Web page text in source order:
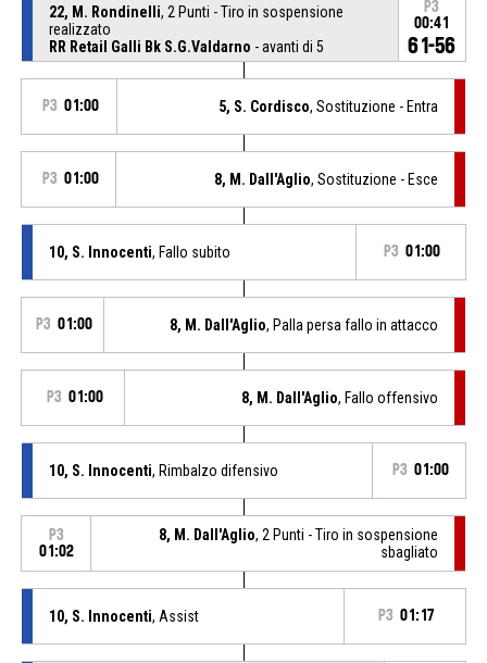
22, M. Rondinelli, 2 Punti - Tiro in sospensione
realizzato
RR Retail Galli Bk S.G.Valdarno - avanti di 5
P3
00:41
61-56
P3 01:00 5, S. Cordisco, Sostituzione - Entra
P3 01:00 8, M. Dall'Aglio, Sostituzione - Esce
10, S. Innocenti, Fallo subito P3 01:00
P3 01:00 8, M. Dall'Aglio, Palla persa fallo in attacco
P3 01:00 8, M. Dall'Aglio, Fallo offensivo
10, S. Innocenti, Rimbalzo difensivo P3 01:00
P3
01:02
8, M. Dall'Aglio, 2 Punti - Tiro in sospensione
sbagliato
10, S. Innocenti, Assist P3 01:17